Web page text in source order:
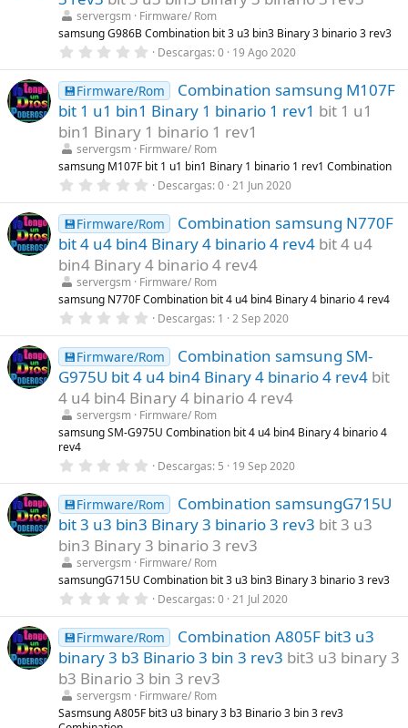
r
e
l
a
(
s
)
servergsm Firmware/ Rom
samsung G986B Combination bit 3 u3 bin3 Binary 3 binario 3 rev3
0
0
0
e
s
t
r
e
l
a
(
s
)
Descargas 0 19 Ago 2020
💾Firmware/Rom
Combination samsung M107F
bit 1 u1 bin1 Binary 1 binario 1 rev1 bit 1 u1
bin1 Binary 1 binario 1 rev1
servergsm Firmware/ Rom
samsung M107F bit 1 u1 bin1 Binary 1 binario 1 rev1 Combination
0
0
0
e
s
t
r
e
l
a
(
s
)
Descargas 0 21 Jun 2020
💾Firmware/Rom
Combination samsung N770F
bit 4 u4 bin4 Binary 4 binario 4 rev4 bit 4 u4
bin4 Binary 4 binario 4 rev4
servergsm Firmware/ Rom
samsung N770F Combination bit 4 u4 bin4 Binary 4 binario 4 rev4
0
0
0
e
s
t
r
e
l
s
)
Descargas 1 2 Sep 2020
💾Firmware/Rom
Combination samsung SM-
G975U bit 4 u4 bin4 Binary 4 binario 4 rev4 bit
4 u4 bin4 Binary 4 binario 4 rev4
servergsm Firmware/ Rom
samsung SM-G975U Combination bit 4 u4 bin4 Binary 4 binario 4
rev4
0
0
0
e
s
t
r
e
l
a
(
s
)
Descargas 5 19 Sep 2020
💾Firmware/Rom
Combination samsungG715U
bit 3 u3 bin3 Binary 3 binario 3 rev3 bit 3 u3
bin3 Binary 3 binario 3 rev3
servergsm Firmware/ Rom
samsungG715U Combination bit 3 u3 bin3 Binary 3 binario 3 rev3
0
0
0
e
s
t
r
e
l
Descargas 0 21 Jul 2020
💾Firmware/Rom
Combination A805F bit3 u3
binary 3 b3 Binario 3 bin 3 rev3 bit3 u3 binary 3
b3 Binario 3 bin 3 rev3
servergsm Firmware/ Rom
Sasmsung A805F bit3 u3 binary 3 b3 Binario 3 bin 3 rev3